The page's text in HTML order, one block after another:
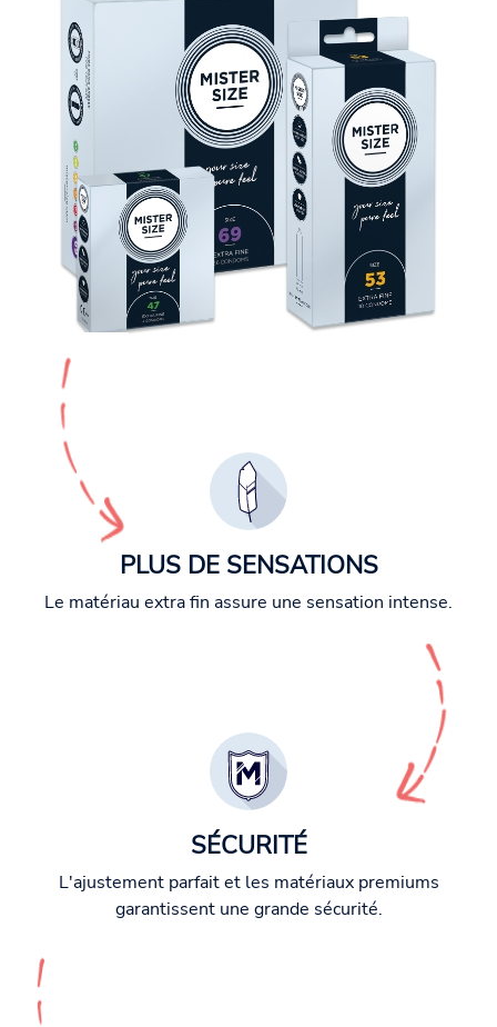
PLUS DE SENSATIONS
Le matériau extra fin assure une sensation intense.
SÉCURITÉ
L'ajustement parfait et les matériaux premiums
garantissent une grande sécurité.